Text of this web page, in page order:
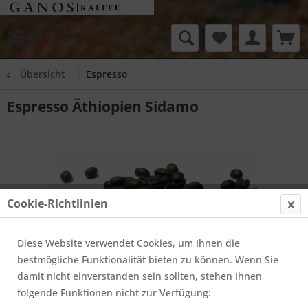
Übersicht Espresso
Espresso Äthiopien Sidamo
Cookie-Richtlinien
Diese Website verwendet Cookies, um Ihnen die
bestmögliche Funktionalität bieten zu können. Wenn Sie
damit nicht einverstanden sein sollten, stehen Ihnen
folgende Funktionen nicht zur Verfügung: